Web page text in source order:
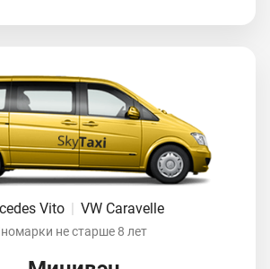
Vito VW Caravelle
не старше 8 лет